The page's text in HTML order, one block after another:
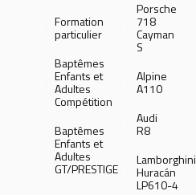
Formation
particulier
Baptêmes
Enfants et
Adultes
Compétition
Baptêmes
Enfants et
Adultes
GT/PRESTIGE
Porsche
718
Cayman
S
Alpine
A110
Audi
R8
Lamborghini
Huracán
LP610-4